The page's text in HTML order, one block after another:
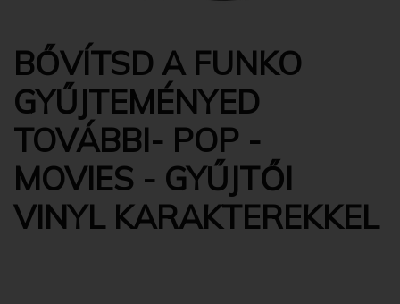
BŐVÍTSD A FUNKO
GYŰJTEMÉNYED
TOVÁBBI- POP -
MOVIES - GYŰJTŐI
VINYL KARAKTEREKKEL